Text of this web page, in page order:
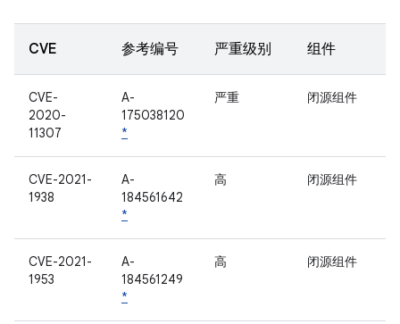
CVE 参考编号 严重级别 组件
CVE-
2020-
11307
A-
175038120
*
严重 闭源组件
CVE-2021-
1938
A-
184561642
*
高 闭源组件
CVE-2021-
1953
A-
184561249
*
高 闭源组件